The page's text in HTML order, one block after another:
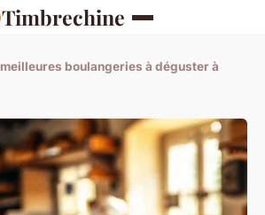
Timbrechine
boulangeries à déguster à